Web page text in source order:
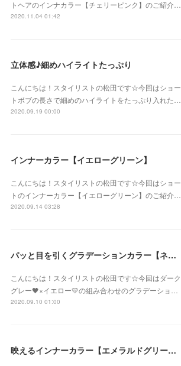
トヘアのインナカラー【チェリーピンク】のご紹介…
2020.11.04 01:42
立体感♪細めハイライトたっぷり
こんにちは！スタイリストの松田です☆今回はショー
トボブの長さで細めのハイライトをたっぷり入れた…
2020.09.19 00:00
インナーカラー【イエローグリーン】
こんにちは！スタイリストの松田です☆今回はショー
トのインナーカラー【イエローグリーン】のご紹介…
2020.09.14 03:28
パッと目を引くグラデーションカラー【ネオンイエロー】
こんにちは！スタイリストの松田です☆今回はダーク
グレー🖤×イエロー💛の組み合わせのグラデーショ…
2020.09.10 01:00
映えるインナーカラー【エメラルドグリーン】